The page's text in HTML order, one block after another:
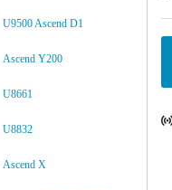
U9500 Ascend D1
Ascend Y200
U8661
U8832
Ascend X